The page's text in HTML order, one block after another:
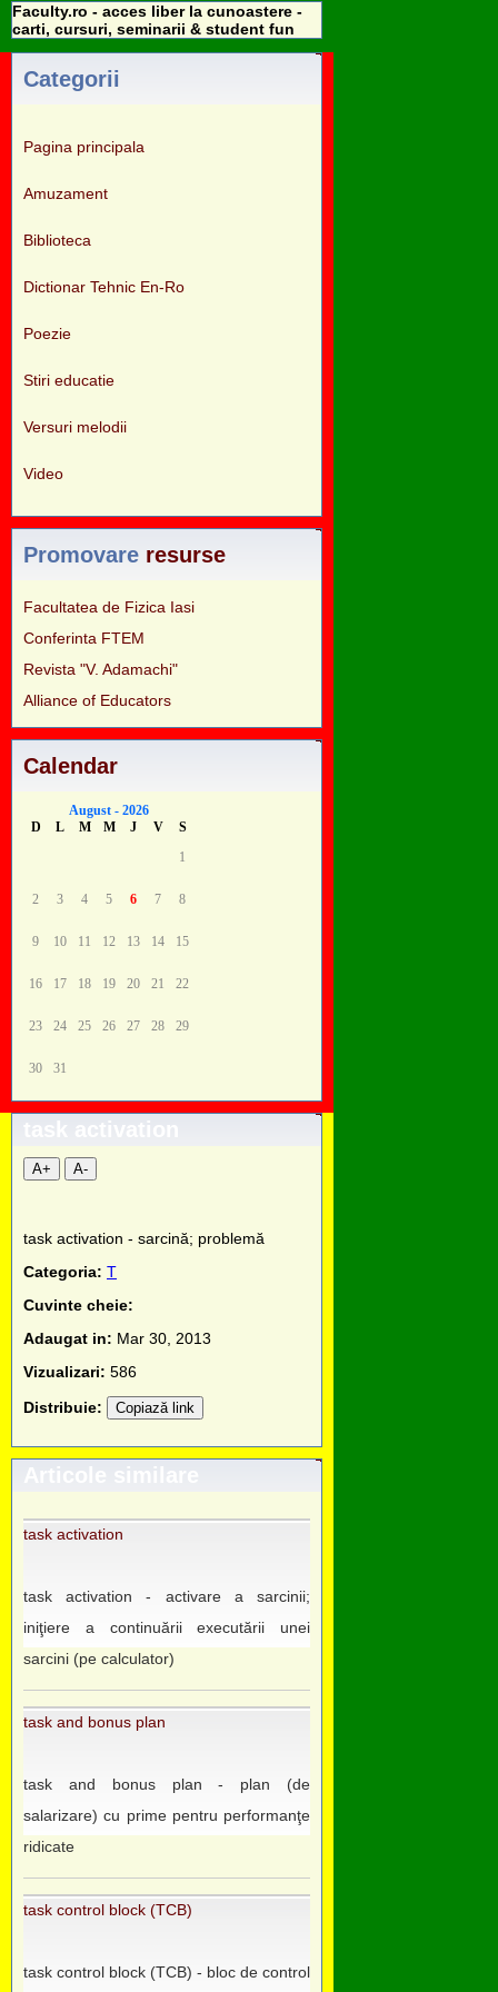
Faculty.ro - acces liber la cunoastere -
carti, cursuri, seminarii & student fun
Categorii
Pagina principala
Amuzament
Biblioteca
Dictionar Tehnic En-Ro
Poezie
Stiri educatie
Versuri melodii
Video
Promovare resurse
Facultatea de Fizica Iasi
Conferinta FTEM
Revista "V. Adamachi"
Alliance of Educators
Calendar
August - 2026
D
L M M J V
S
1
2 3 4 5 6 7 8
9 10 11 12 13 14 15
16 17 18 19 20 21 22
23 24 25 26 27 28 29
30 31
task activation
A+ A-
task activation - sarcină; problemă
Categoria: T
Cuvinte cheie:
Adaugat in: Mar 30, 2013
Vizualizari: 586
Distribuie:
Copiază link
Articole similare
task activation
task activation - activare a sarcinii;
iniţiere a continuării executării unei
sarcini (pe calculator)
task and bonus plan
task and bonus plan - plan (de
salarizare) cu prime pentru performanţe
ridicate
task control block (TCB)
task control block (TCB) - bloc de control